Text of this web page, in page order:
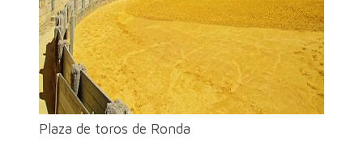
Plaza de toros de Ronda